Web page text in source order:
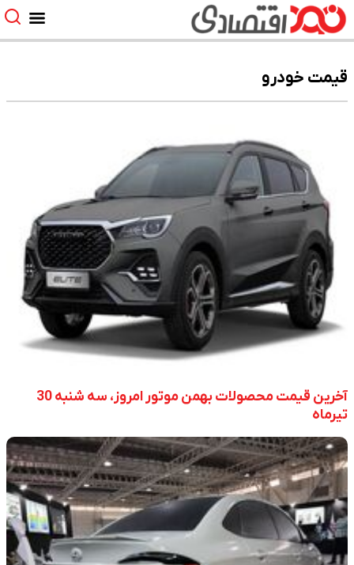
قیمت خودرو
آخرین قیمت محصولات بهمن موتور امروز، سه شنبه 30
تیرماه